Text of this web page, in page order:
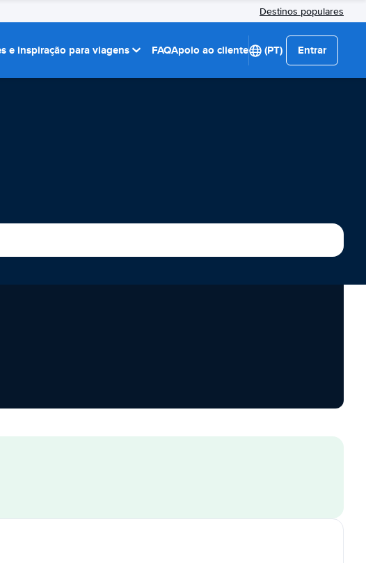
Destinos populares
e inspiração para viagens FAQApoio ao cliente (PT) Entrar